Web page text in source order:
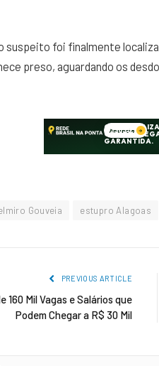
suspeito foi finalmente
preso, aguardando os
Gouveia estupro Alagoas
PREVIOUS ARTICLE
160 Mil Vagas e Salários que
Podem Chegar a R$ 30 Mil